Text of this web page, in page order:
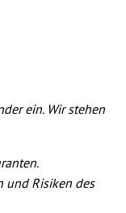
ein. Wir stehen
und Risiken des